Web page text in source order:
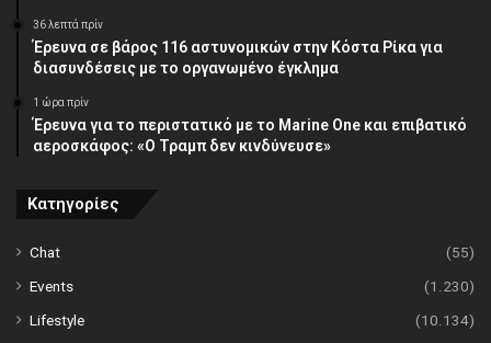
36 λεπτά πρίν
Έρευνα σε βάρος 116 αστυνομικών στην Κόστα Ρίκα για
διασυνδέσεις με το οργανωμένο έγκλημα
1 ώρα πρίν
Έρευνα για το περιστατικό με το Marine One και επιβατικό
αεροσκάφος: «Ο Τραμπ δεν κινδύνευσε»
Κατηγορίες
Chat
(55)
Events
(1.230)
Lifestyle
(10.134)